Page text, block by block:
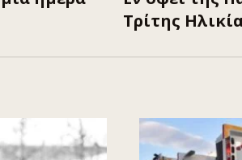
Τρίτης